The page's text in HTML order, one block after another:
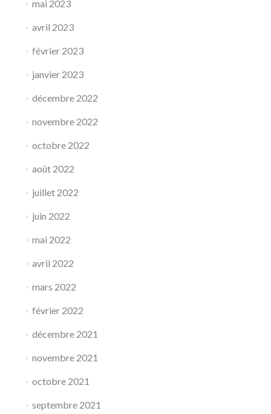
mai 2023
avril 2023
février 2023
janvier 2023
décembre 2022
novembre 2022
octobre 2022
août 2022
juillet 2022
juin 2022
mai 2022
avril 2022
mars 2022
février 2022
décembre 2021
novembre 2021
octobre 2021
septembre 2021